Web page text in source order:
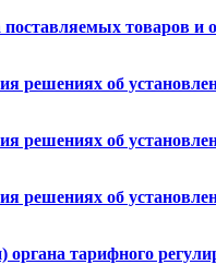
товаров
об
об
решениях об
тарифного